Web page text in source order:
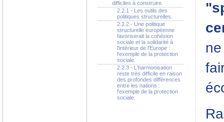
difficiles à construire.
2.2.1 - Les outils des
politiques structurelles.
2.2.2 - Une politique
structurelle européenne
favoriserait la cohésion
sociale et la solidarité à
l'intérieur de l'Europe :
l'exemple de la protection
sociale.
2.2.3 - L'harmonisation
reste très difficile en raison
des profondes différences
entre les nations :
l'exemple de la protection
sociale.